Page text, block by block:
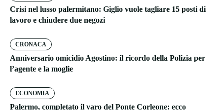
Crisi nel lusso palermitano: Giglio vuole tagliare 15 posti di
lavoro e chiudere due negozi
CRONACA
Anniversario omicidio Agostino: il ricordo della Polizia per
l’agente e la moglie
ECONOMIA
Palermo, completato il varo del Ponte Corleone: ecco